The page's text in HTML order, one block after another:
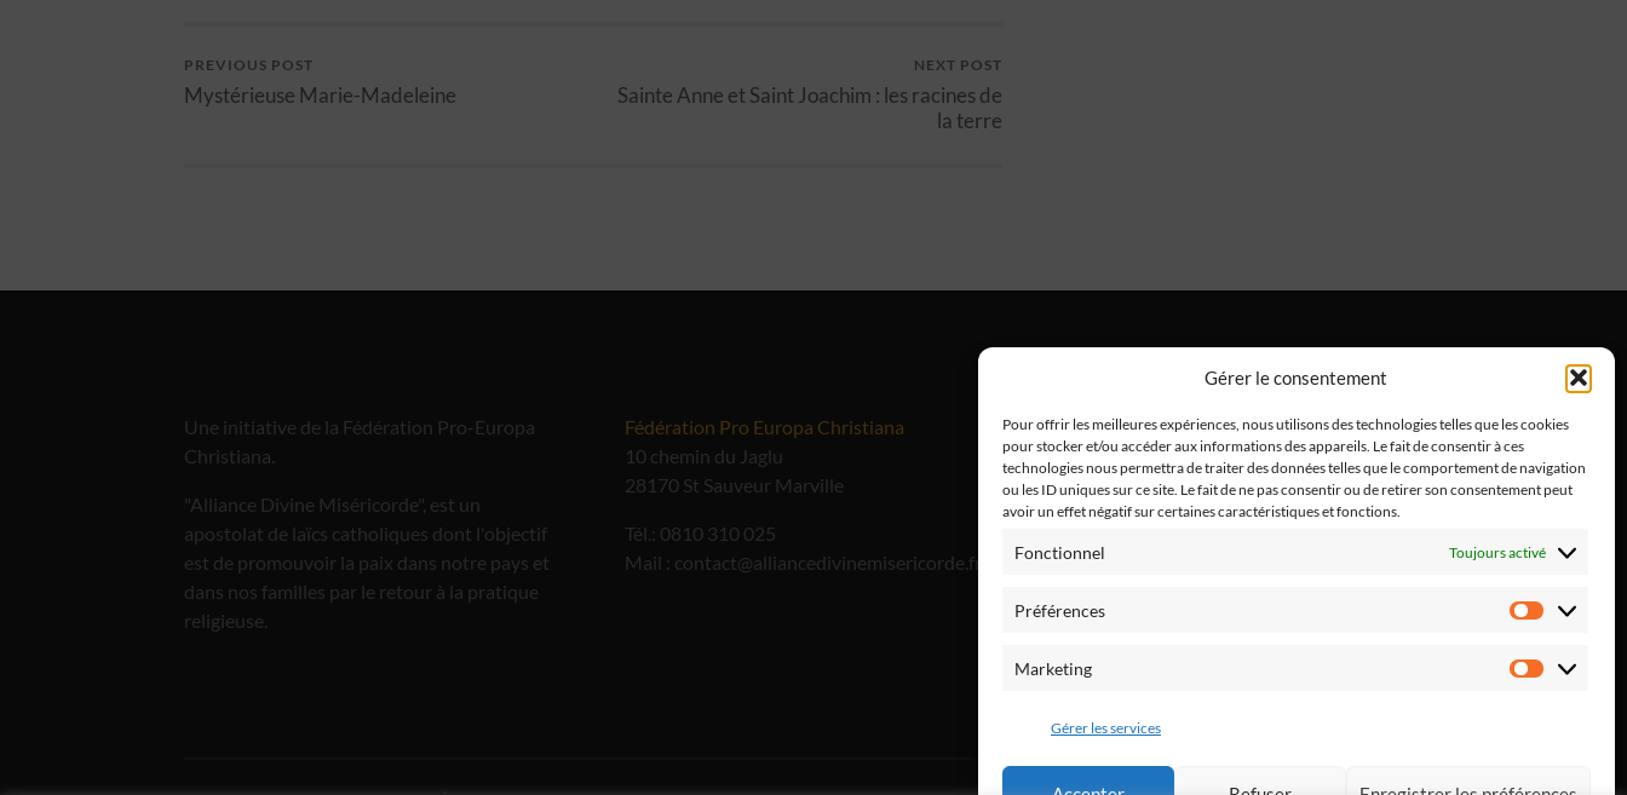
Gérer le consentement
Pour offrir les meilleures expériences, nous utilisons des technologies telles que les cookies
pour stocker et/ou accéder aux informations des appareils. Le fait de consentir à ces
technologies nous permettra de traiter des données telles que le comportement de navigation
ou les ID uniques sur ce site. Le fait de ne pas consentir ou de retirer son consentement peut
avoir un effet négatif sur certaines caractéristiques et fonctions.
Fonctionnel Toujours activé
Préférences
Marketing
Gérer les services
PREVIOUS POST
Mystérieuse Marie-Madeleine
NEXT POST
Sainte Anne et Saint Joachim : les racines de
la terre
Une initiative de la Fédération Pro-Europa
Christiana.
"Alliance Divine Miséricorde", est un
apostolat de laïcs catholiques dont l'objectif
est de promouvoir la paix dans notre pays et
dans nos familles par le retour à la pratique
religieuse.
Fédération Pro Europa Christiana
10 chemin du Jaglu
28170 St Sauveur Marville
Tél.: 0810 310 025
Mail : contact@alliancedivinemisericorde.fr
Mentions Légales